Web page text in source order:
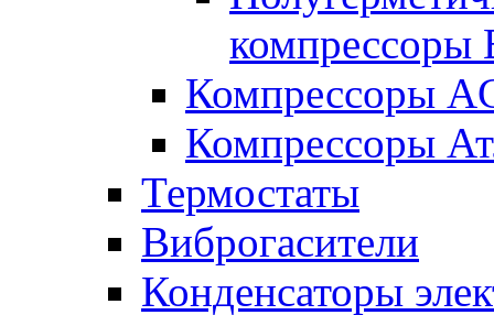
компрессоры
Компрессоры
Компрессоры
Термостаты
Виброгасители
Конденсаторы